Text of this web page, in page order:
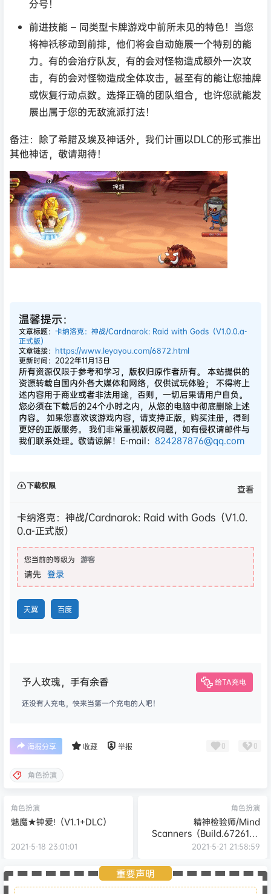
分号！
前进技能 – 同类型卡牌游戏中前所未见的特色！当您
将神祇移动到前排，他们将会自动施展一个特别的能
力。有的会治疗队友，有的会对怪物造成额外一次攻
击，有的会对怪物造成全体攻击，甚至有的能让您抽牌
或恢复行动点数。选择正确的团队组合，也许您就能发
展出属于您的无敌流派打法！
备注：除了希腊及埃及神话外，我们计画以DLC的形式推出
其他神话，敬请期待！
温馨提示：
文章标题： 卡纳洛克：神战/Cardnarok: Raid with Gods（V1.0.0.a-
正式版）
文章链接： https://www.leyayou.com/6872.html
更新时间：2022年11月13日
所有资源仅限于参考和学习，版权归原作者所有。 本站提供的
资源转载自国内外各大媒体和网络，仅供试玩体验； 不得将上
述内容用于商业或者非法用途，否则，一切后果请用户自负。
您必须在下载后的24个小时之内，从您的电脑中彻底删除上述
内容。 如果您喜欢该游戏内容，请支持正版，购买注册，得到
更好的正版服务。 我们非常重视版权问题，如有侵权请邮件与
我们联系处理。敬请谅解！E-mail： 824287876@qq.com
下载权限 查看
卡纳洛克：神战/Cardnarok: Raid with Gods（V1.0.
0.a-正式版）
您当前的等级为 游客
请先 登录
天翼 百度
予人玫瑰，手有余香 给TA充电
还没有人充电，快来当第一个充电的人吧！
海报分享 收藏 举报 0 0
角色扮演
角色扮演
魅魔★钟爱!（V1.1+DLC）
2021-5-18 23:01:01
角色扮演
精神检验师/Mind
Scanners（Build.6726188
）
2021-5-21 21:58:59
重要声明